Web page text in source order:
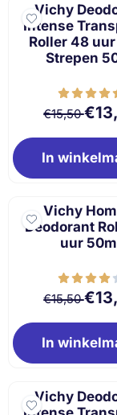
Vichy
Intense
Roller 48
Strepen
Van
€15,50
In
Vichy
Deodorant
uur
Van
€15,50
In
Vichy